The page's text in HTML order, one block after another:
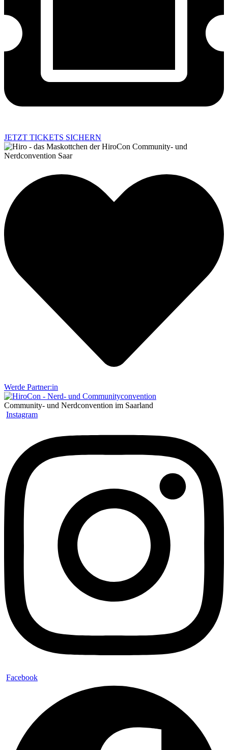
JETZT TICKETS SICHERN
Werde Partner:in
Community- und Nerdconvention im Saarland
Instagram
Facebook